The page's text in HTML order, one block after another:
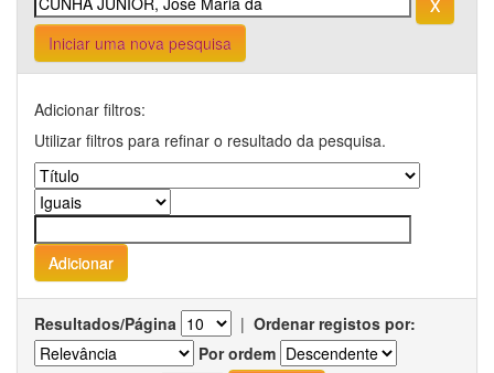
Iniciar uma nova pesquisa
Adicionar filtros:
Utilizar filtros para refinar o resultado da pesquisa.
Resultados/Página | Ordenar registos por:
Por ordem